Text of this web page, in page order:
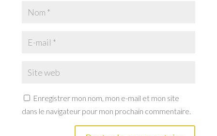
Enregistrer mon nom, mon e-mail et mon site
dans le navigateur pour mon prochain commentaire.